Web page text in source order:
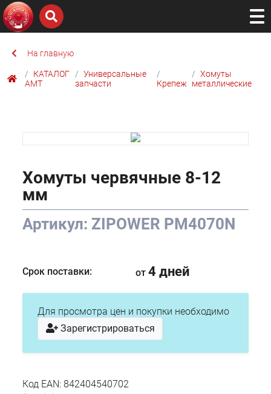
На главную
КАТАЛОГ
AMТ
Универсальные
запчасти
Крепеж
Хомуты
металлические
Хомуты червячные 8-12
мм
Артикул: ZIPOWER PM4070N
Срок поставки: от 4 дней
Для просмотра цен и покупки необходимо
Зарегистрироваться
Код EAN: 842404540702